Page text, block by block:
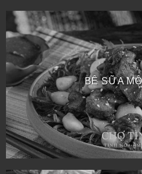
BÊ SỮA